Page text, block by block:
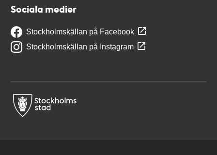
Sociala medier
Stockholmskällan på Facebook
Stockholmskällan på Instagram